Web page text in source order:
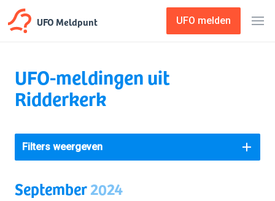
UFO Meldpunt UFO melden
UFO-meldingen uit
Ridderkerk
Filters weergeven
September2024